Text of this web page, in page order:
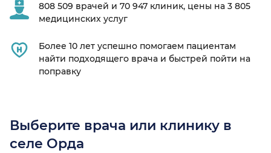
808 509 врачей и 70 947 клиник, цены на 3 805
медицинских услуг
Более 10 лет успешно помогаем пациентам
найти подходящего врача и быстрей пойти на
поправку
Выберите врача или клинику в
селе Орда